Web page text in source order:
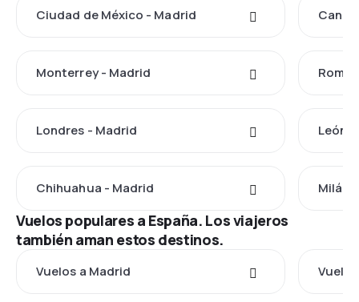
Ciudad de México - Madrid
Monterrey - Madrid Roma
Londres - Madrid León
Chihuahua - Madrid Milán
Vuelos populares a España. Los viajeros
también aman estos destinos.
Vuelos a Madrid